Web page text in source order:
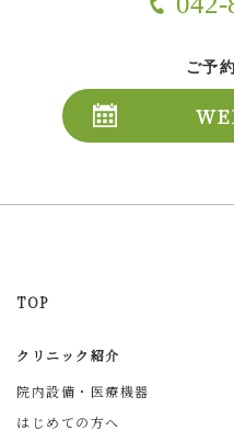
ご予
TOP
クリニック紹介
院内設備・医療機器
はじめての方へ